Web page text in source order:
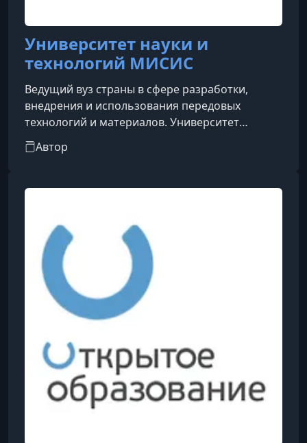
Университет науки и
технологий МИСИС
Ведущий вуз страны в сфере разработки,
внедрения и использования передовых
технологий и материалов. Университет
стабильно входит в ТОП-500 лучших учебных
заведений мира по версии глобального
занимает лидирующие позиции в
его ТОП-5.МИСИС демонстрирует высокий
уровень в международных предметных и
отраслевых рейтингах: он входит в ТОП-30 QS
по направлению «Инжиниринг
Автор